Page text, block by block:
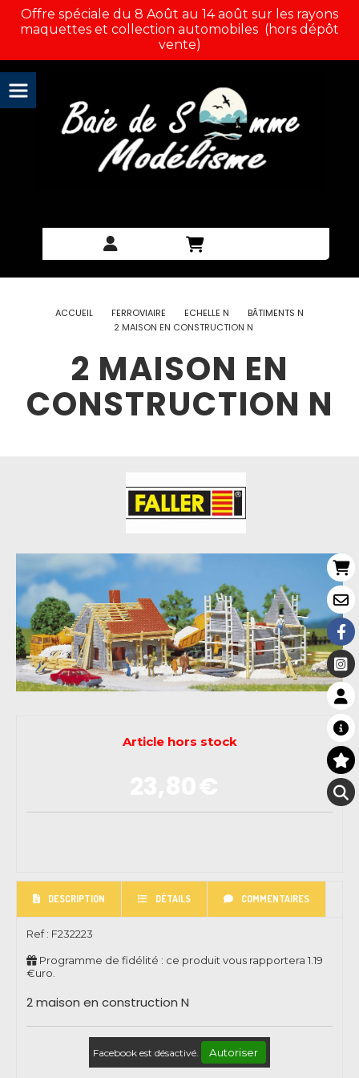
Offre spéciale du 8 Août au 14 août sur les rayons
maquettes et collection automobiles (hors dépôt
vente)
ACCUEIL FERROVIAIRE ECHELLE N
BÂTIMENTS N
2 MAISON EN CONSTRUCTION N
2 MAISON EN
CONSTRUCTION N
Article hors stock
DESCRIPTION DÉTAILS COMMENTAIRES
Ref : F232223
Programme de fidélité : ce produit vous rapportera 1.19
€uro.
2 maison en construction N
Facebook est désactivé. Autoriser
Panneau de gestion des cookies